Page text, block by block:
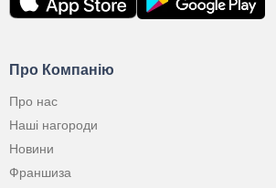
Про Компанію
Про нас
Наші нагороди
Новини
Франшиза